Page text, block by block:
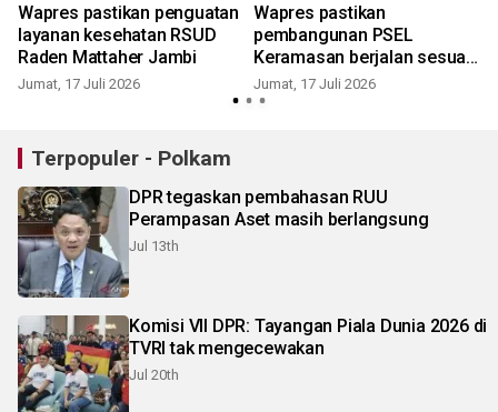
Wapres pastikan penguatan
layanan kesehatan RSUD
Raden Mattaher Jambi
Jumat, 17 Juli 2026
Wapres pastikan
pembangunan PSEL
Keramasan berjalan sesuai
target
Jumat, 17 Juli 2026
Terpopuler - Polkam
DPR tegaskan pembahasan RUU
Perampasan Aset masih berlangsung
Jul 13th
Komisi VII DPR: Tayangan Piala Dunia 2026 di
TVRI tak mengecewakan
Jul 20th